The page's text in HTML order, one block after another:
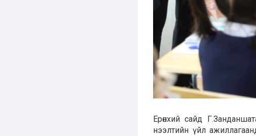
Ерөнхий сайд
нээлтийн үйл ажиллагаанд